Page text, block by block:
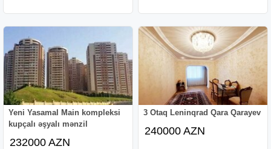
Yeni Yasamal Main kompleksi
kupçalı əşyalı mənzil
232000 AZN
3 Otaq Leninqrad Qara Qarayev
240000 AZN